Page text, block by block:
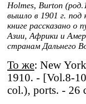
Holmes, Burton
вышло в 1901 г. под
книге рассказано
Азии, Африки и
странам Дальнего
То же: New
1910. - [Vol.8-
col.), ports. - 26